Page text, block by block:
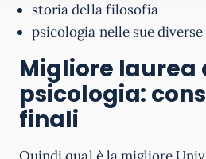
storia della filosofia
psicologia nelle sue
Migliore laurea
psicologia:
finali